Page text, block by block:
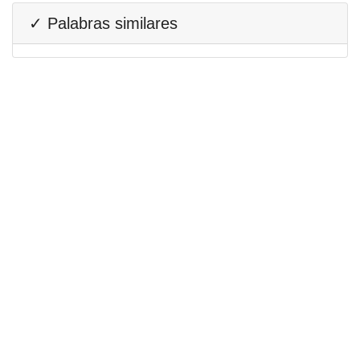
✓ Palabras similares